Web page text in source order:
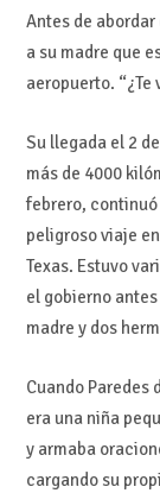
Antes de
a su madre que
aeropuerto. “¿Te
Su llegada el 2
más de 4000
febrero, continuó
peligroso viaje
Texas. Estuvo
el gobierno
madre y dos
Cuando Paredes
era una niña
y armaba
cargando su